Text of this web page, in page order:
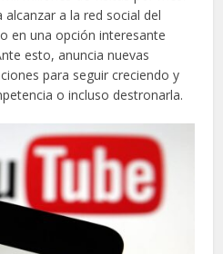
a la red social del
en una opción interesante
esto, anuncia nuevas
para seguir creciendo y
o incluso destronarla.